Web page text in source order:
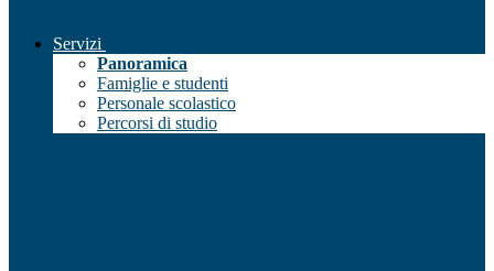
Servizi
Panoramica
Famiglie e studenti
Personale scolastico
Percorsi di studio